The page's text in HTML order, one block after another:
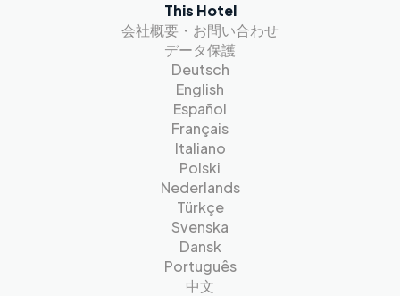
This Hotel
会社概要・お問い合わせ
データ保護
Deutsch
English
Español
Français
Italiano
Polski
Nederlands
Türkçe
Svenska
Dansk
Português
中文